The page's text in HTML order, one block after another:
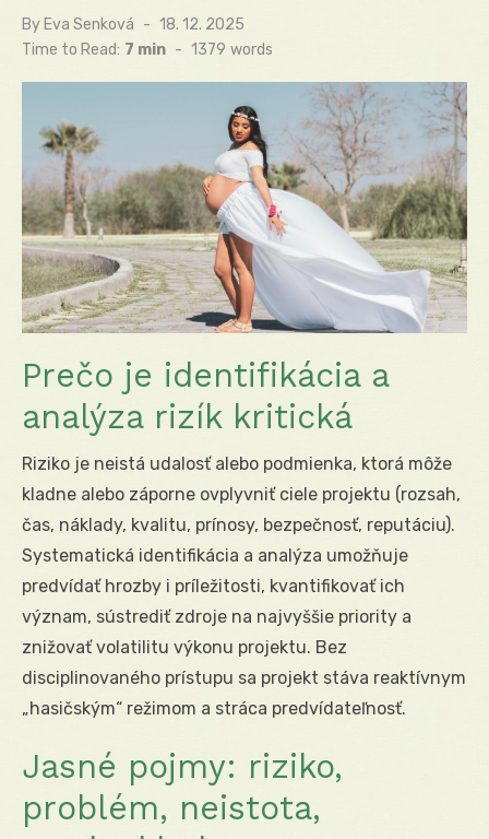
By Eva Senková
Posted
on
18. 12. 2025
Time to Read: 7 min - 1379 words
Prečo je identifikácia a
analýza rizík kritická
Riziko je neistá udalosť alebo podmienka, ktorá môže
kladne alebo záporne ovplyvniť ciele projektu (rozsah,
čas, náklady, kvalitu, prínosy, bezpečnosť, reputáciu).
Systematická identifikácia a analýza umožňuje
predvídať hrozby i príležitosti, kvantifikovať ich
význam, sústrediť zdroje na najvyššie priority a
znižovať volatilitu výkonu projektu. Bez
disciplinovaného prístupu sa projekt stáva reaktívnym
„hasičským“ režimom a stráca predvídateľnosť.
Jasné pojmy: riziko,
problém, neistota,